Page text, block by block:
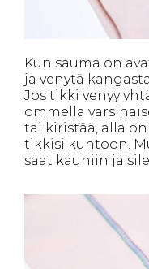
Kun sauma on
ja venytä
Jos tikki venyy
ommella
tai kiristää, alla
tikkisi kuntoon.
saat kauniin ja